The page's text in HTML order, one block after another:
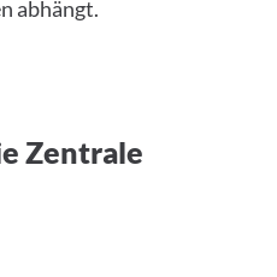
abhängt.
Zentrale